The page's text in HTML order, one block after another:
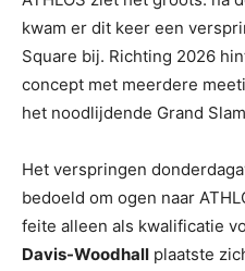
kwam er dit keer een
Square bij. Richting 2026
concept met meerdere
het noodlijdende Grand
Het verspringen
bedoeld om ogen naar
feite alleen als kwalificatie
Davis-Woodhall plaatste